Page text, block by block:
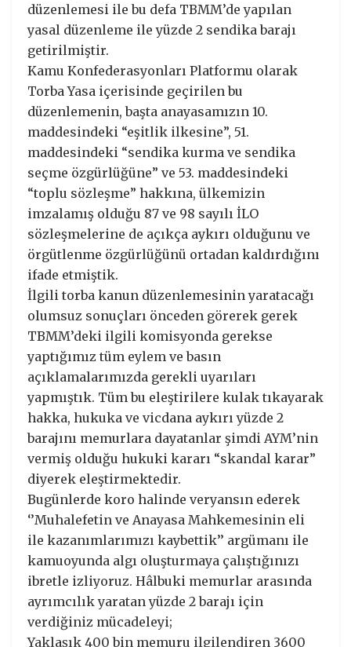
düzenlemesi ile bu defa TBMM’de yapılan
yasal düzenleme ile yüzde 2 sendika barajı
getirilmiştir.
Kamu Konfederasyonları Platformu olarak
Torba Yasa içerisinde geçirilen bu
düzenlemenin, başta anayasamızın 10.
maddesindeki “eşitlik ilkesine”, 51.
maddesindeki “sendika kurma ve sendika
seçme özgürlüğüne” ve 53. maddesindeki
“toplu sözleşme” hakkına, ülkemizin
imzalamış olduğu 87 ve 98 sayılı İLO
sözleşmelerine de açıkça aykırı olduğunu ve
örgütlenme özgürlüğünü ortadan kaldırdığını
ifade etmiştik.
İlgili torba kanun düzenlemesinin yaratacağı
olumsuz sonuçları önceden görerek gerek
TBMM’deki ilgili komisyonda gerekse
yaptığımız tüm eylem ve basın
açıklamalarımızda gerekli uyarıları
yapmıştık. Tüm bu eleştirilere kulak tıkayarak
hakka, hukuka ve vicdana aykırı yüzde 2
barajını memurlara dayatanlar şimdi AYM’nin
vermiş olduğu hukuki kararı “skandal karar”
diyerek eleştirmektedir.
Bugünlerde koro halinde veryansın ederek
‘’Muhalefetin ve Anayasa Mahkemesinin eli
ile kazanımlarımızı kaybettik’’ argümanı ile
kamuoyunda algı oluşturmaya çalıştığınızı
ibretle izliyoruz. Hâlbuki memurlar arasında
ayrımcılık yaratan yüzde 2 barajı için
verdiğiniz mücadeleyi;
Yaklaşık 400 bin memuru ilgilendiren 3600